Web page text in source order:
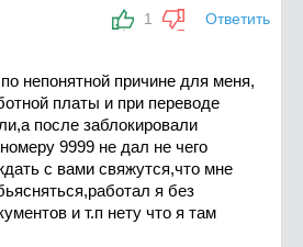
1 Ответить
непонятной причине для меня,
платы и при переводе
после заблокировали
9999 не дал не чего
с вами свяжутся,что мне
я без
и т.п нету что я там